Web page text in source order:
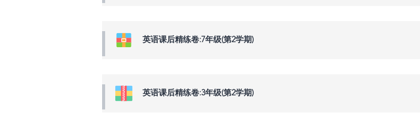
英语课后精练卷:7年级(第2学期)
英语课后精练卷:3年级(第2学期)